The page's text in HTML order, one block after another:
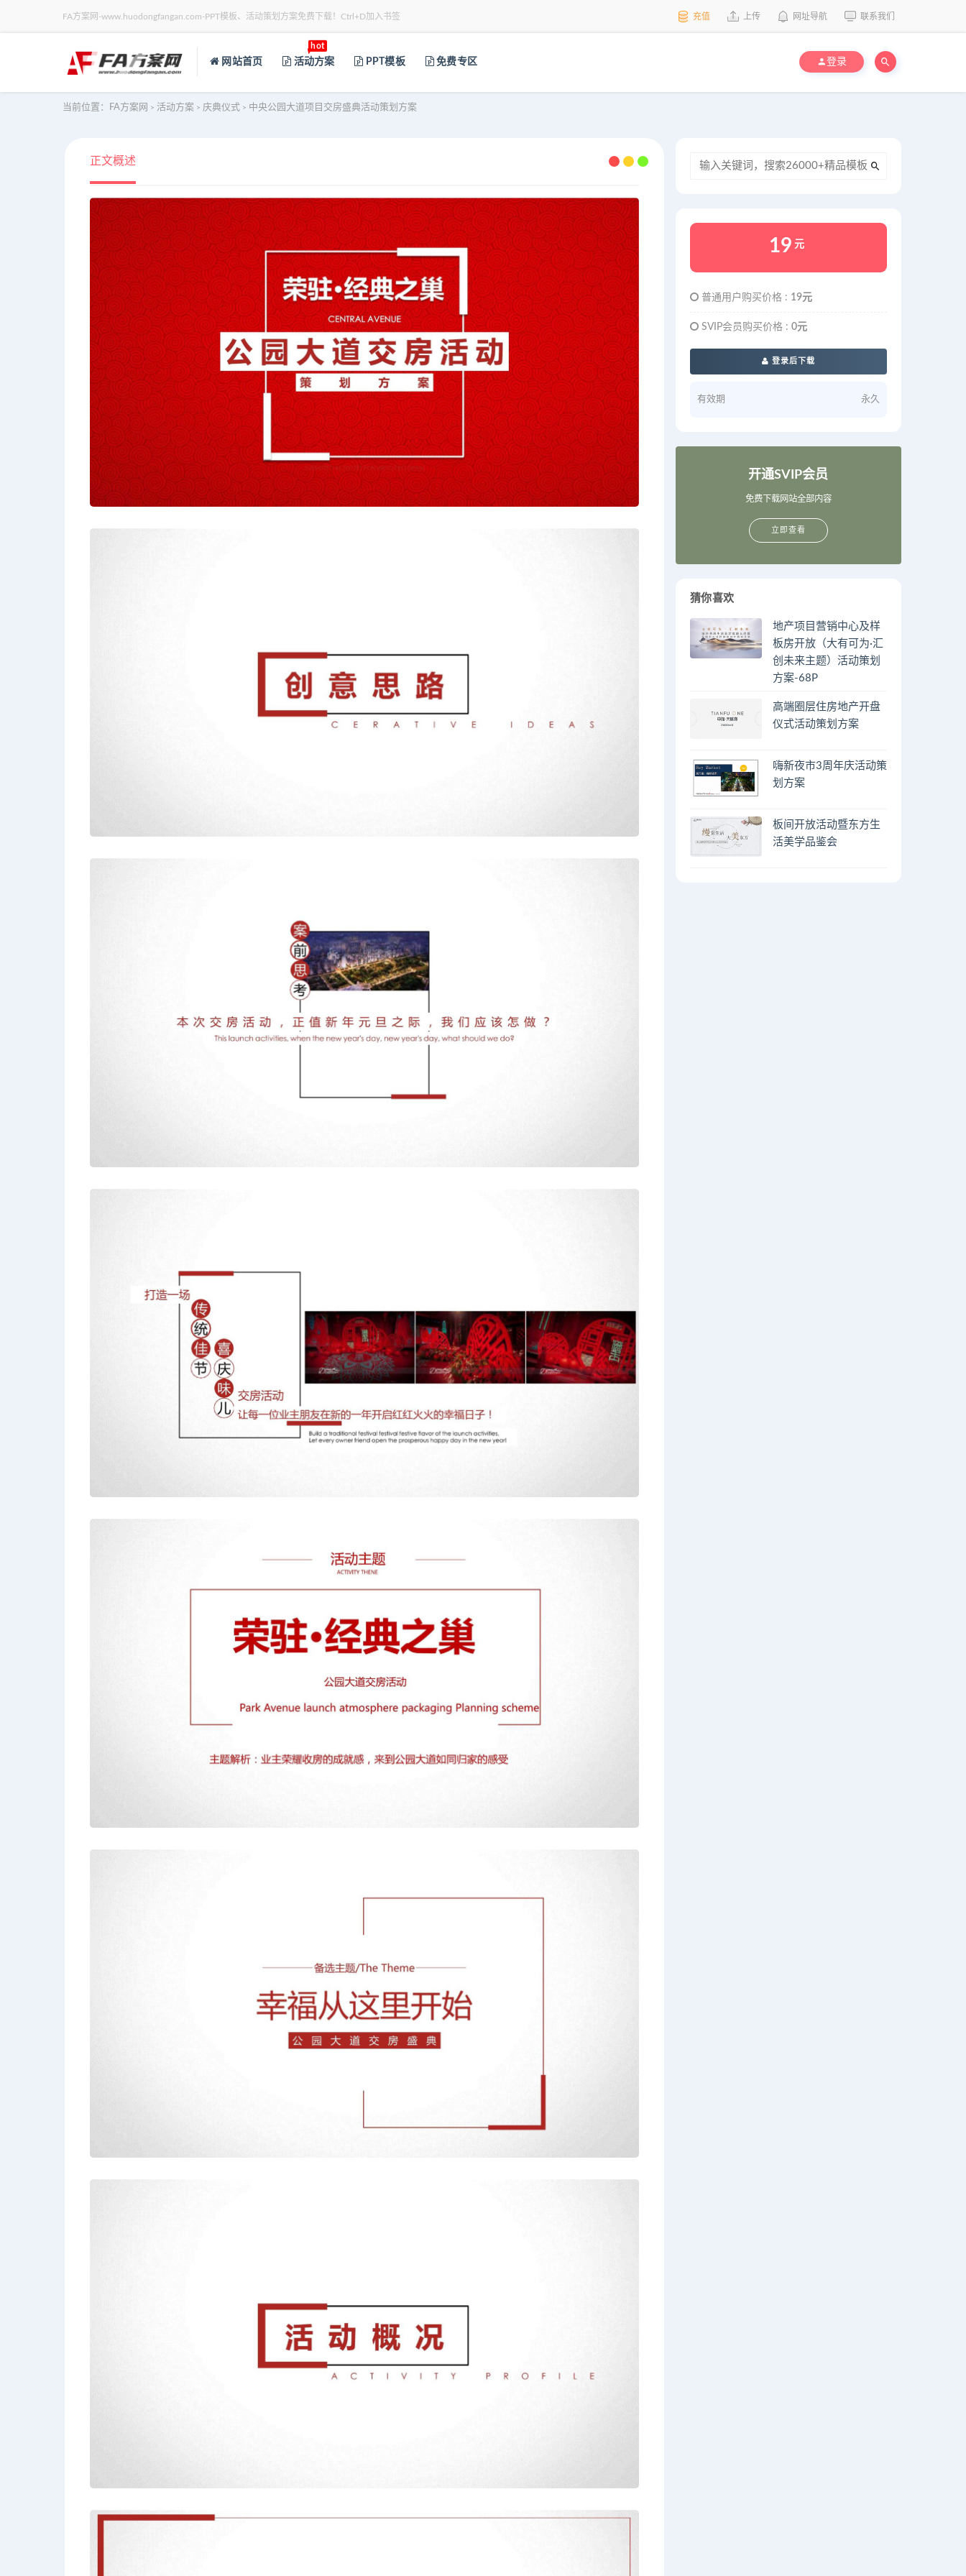
FA方案网-www.huodongfangan.com-PPT模板、活动策划方案免费下载！Ctrl+D加入书签 充值 上传 网址导航 联系我们
网站首页 活动方案
hot
PPT模板 免费专区 登录
当前位置： FA方案网 > 活动方案 > 庆典仪式 > 中央公园大道项目交房盛典活动策划方案
正文概述
19 元
普通用户购买价格 : 19元
SVIP会员购买价格 : 0元
登录后下载
有效期 永久
开通SVIP会员
免费下载网站全部内容
立即查看
猜你喜欢
地产项目营销中心及样
板房开放（大有可为·汇
创未来主题）活动策划
方案-68P
高端圈层住房地产开盘
仪式活动策划方案
嗨新夜市3周年庆活动策
划方案
板间开放活动暨东方生
活美学品鉴会